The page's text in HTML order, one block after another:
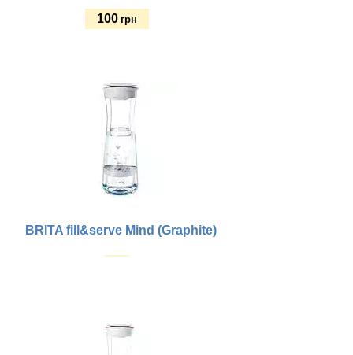
100 грн
BRITA fill&serve Mind (Graphite)